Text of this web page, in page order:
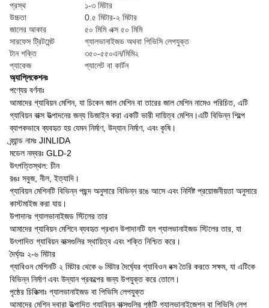
প্রস্থ
১-৩ মিটার
উচ্চতা
0.৫ মিটার-২ মিটার
জালের আকার
৫০ মিমি এক্স ৫০ মিমি
সারফেস ট্রিটমেন্ট
গ্যালভানাইজড অথবা পিভিসি লেপযুক্ত
টান শক্তি
৩৫০-৫৫০এন/মিমি২
প্যাকেজ
প্যালেট বা কার্টন
অ্যাপ্লিকেশনঃ
পণ্যের বর্ণনাঃ
আমাদের গ্যাবিয়ন মেশিন, যা চিকেন জাল মেশিন বা তারের জাল মেশিন নামেও পরিচিত, এটি
গ্যাবিয়ন বাক্স উত্পাদনের জন্য ডিজাইন করা একটি ভারী দায়িত্ব মেশিন।এটি বিভিন্ন শিল্পে
ব্যাপকভাবে ব্যবহৃত হয় যেমন নির্মাণ, উদ্যান নির্মাণ, এবং কৃষি।
ব্র্যান্ড নামঃ JINLIDA
মডেল নম্বরঃ GLD-2
উৎপত্তিস্থল: চীন
রঙঃ সবুজ, নীল, ইত্যাদি।
গ্যাবিয়ন মেশিনটি বিভিন্ন পছন্দ অনুসারে বিভিন্ন রঙে আসে এবং নির্দিষ্ট প্রয়োজনীয়তা অনুসারে
কাস্টমাইজ করা যায়।
উপাদানঃ গ্যালভানাইজড স্টিলের তার
আমাদের গ্যাবিয়ন মেশিনে ব্যবহৃত প্রধান উপাদানটি হল গ্যালভানাইজড স্টিলের তার, যা
উৎপাদিত গ্যাবিয়ন বাক্সগুলির স্থায়িত্ব এবং শক্তি নিশ্চিত করে।
দৈর্ঘ্যঃ ২-৬ মিটার
গ্যাবিওন মেশিনটি ২ মিটার থেকে ৬ মিটার দৈর্ঘ্যের গ্যাবিওন বক্স তৈরি করতে সক্ষম, যা এটিকে
বিভিন্ন নির্মাণ এবং উদ্যান প্রকল্পের জন্য উপযুক্ত করে তোলে।
পৃষ্ঠের চিকিত্সাঃ গ্যালভানাইজড বা পিভিসি লেপযুক্ত
আমাদের মেশিন দ্বারা উত্পাদিত গ্যাবিয়ন বাক্সগুলির পৃষ্ঠটি গ্যালভানাইজেশন বা পিভিসি লেপ